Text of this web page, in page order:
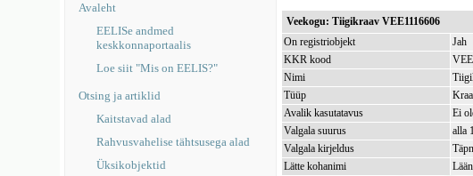
Avaleht
EELISe andmed
keskkonnaportaalis
Loe siit "Mis on EELIS?"
Otsing ja artiklid
Kaitstavad alad
Rahvusvahelise tähtsusega alad
Üksikobjektid
Veekogu: Tiigikraav VEE1116606
On registriobjekt
Jah
KKR kood
Nimi
Tüüp
Avalik kasutatavus
Ei
Valgala suurus
alla
Valgala kirjeldus
Lätte kohanimi